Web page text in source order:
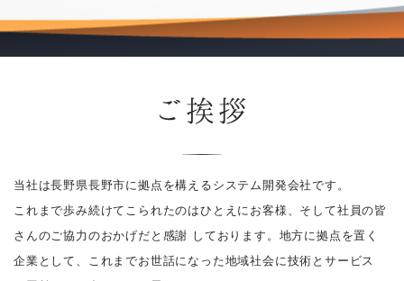
ご挨拶
当社は長野県長野市に拠点を構えるシステム開発会社です。
これまで歩み続けてこられたのはひとえにお客様、そして社員の皆
さんのご協力のおかげだと感謝 しております。地方に拠点を置く
企業として、これまでお世話になった地域社会に技術とサービス